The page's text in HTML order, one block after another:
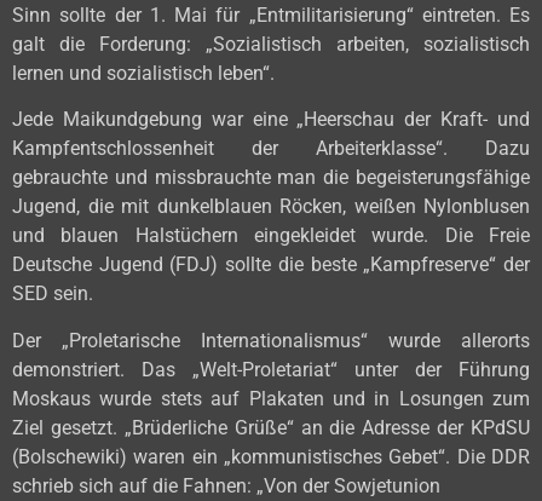
Sinn sollte der 1. Mai für „Entmilitarisierung“ eintreten. Es
galt die Forderung: „Sozialistisch arbeiten, sozialistisch
lernen und sozialistisch leben“.
Jede Maikundgebung war eine „Heerschau der Kraft- und
Kampfentschlossenheit der Arbeiterklasse“. Dazu
gebrauchte und missbrauchte man die begeisterungsfähige
Jugend, die mit dunkelblauen Röcken, weißen Nylonblusen
und blauen Halstüchern eingekleidet wurde. Die Freie
Deutsche Jugend (FDJ) sollte die beste „Kampfreserve“ der
SED sein.
Der „Proletarische Internationalismus“ wurde allerorts
demonstriert. Das „Welt-Proletariat“ unter der Führung
Moskaus wurde stets auf Plakaten und in Losungen zum
Ziel gesetzt. „Brüderliche Grüße“ an die Adresse der KPdSU
(Bolschewiki) waren ein „kommunistisches Gebet“. Die DDR
schrieb sich auf die Fahnen: „Von der Sowjetunion